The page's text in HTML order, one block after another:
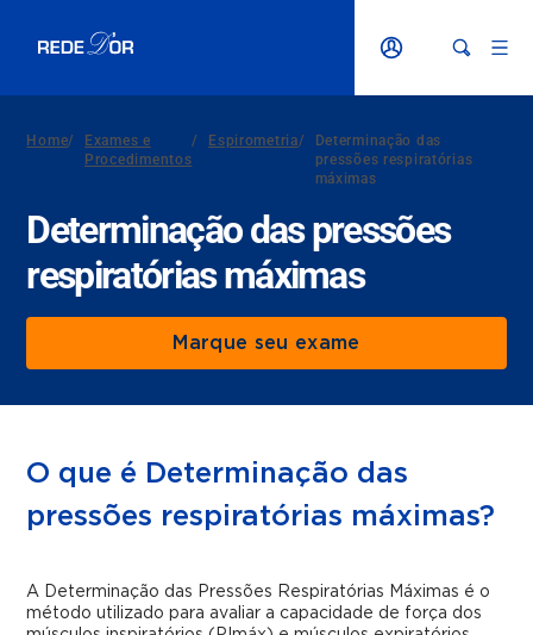
Home/
Exames e
Procedimentos
/ Espirometria/
Determinação das
pressões respiratórias
máximas
Determinação das pressões
respiratórias máximas
Marque seu exame
O que é Determinação das
pressões respiratórias máximas?
A Determinação das Pressões Respiratórias Máximas é o
método utilizado para avaliar a capacidade de força dos